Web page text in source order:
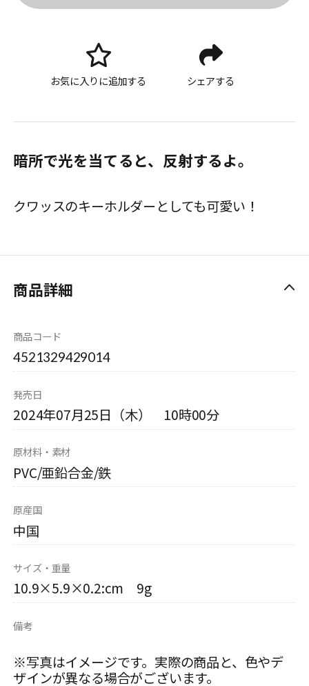
お気に入りに追加する シェアする
暗所で光を当てると、反射するよ。
クワッスのキーホルダーとしても可愛い！
商品詳細
商品コード
4521329429014
発売日
2024年07月25日（木） 10時00分
原材料・素材
PVC/亜鉛合金/鉄
原産国
中国
サイズ・重量
10.9×5.9×0.2:cm 9g
備考
※写真はイメージです。実際の商品と、色やデ
ザインが異なる場合がございます。